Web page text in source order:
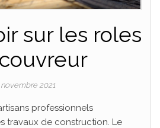
sur les roles
novembre 2021
professionnels
travaux de construction. Le